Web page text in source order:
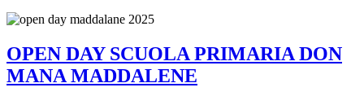
OPEN DAY SCUOLA PRIMARIA DON
MANA MADDALENE